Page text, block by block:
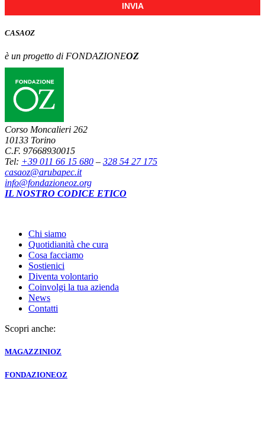
INVIA
CASAOZ
è un progetto di FONDAZIONEOZ
Corso Moncalieri 262
10133 Torino
C.F. 97668930015
Tel: +39 011 66 15 680 – 328 54 27 175
casaoz@arubapec.it
info@fondazioneoz.org
IL NOSTRO CODICE ETICO
Chi siamo
Quotidianità che cura
Cosa facciamo
Sostienici
Diventa volontario
Coinvolgi la tua azienda
News
Contatti
Scopri anche:
MAGAZZINIOZ
FONDAZIONEOZ